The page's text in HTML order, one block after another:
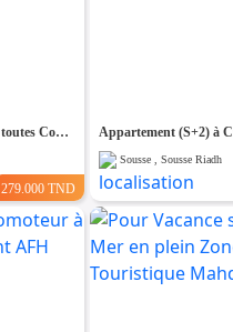
(S+3) à Sousse Proche de toutes Commodités
279.000 TND
Appartement (S+2) à
Sousse , Sousse Riadh